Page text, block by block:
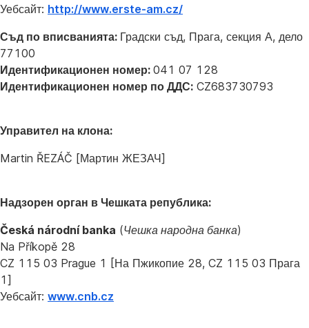
Уебсайт: http://www.erste-am.cz/
Съд по вписванията: Градски съд, Прага, секция А, дело
77100
Идентификационен номер: 041 07 128
Идентификационен номер по ДДС: CZ683730793
Управител на клона:
Martin ŘEZÁČ [Мартин ЖЕЗАЧ]
Надзорен орган в Чешката република:
Česká národní banka (Чешка народна банка)
Na Příkopě 28
CZ 115 03 Prague 1 [На Пжикопие 28, CZ 115 03 Прага
1]
Уебсайт: www.cnb.cz